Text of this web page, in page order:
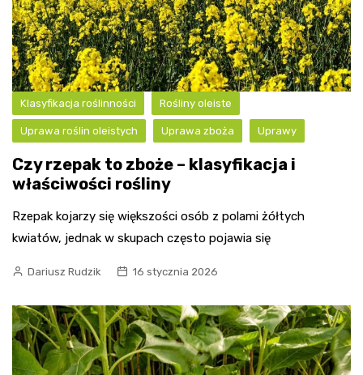
Klasyfikacja roślinności Rośliny oleiste
Uprawa roślin oleistych Uprawa zboża Uprawy
Czy rzepak to zboże – klasyfikacja i
właściwości rośliny
Rzepak kojarzy się większości osób z polami żółtych
kwiatów, jednak w skupach często pojawia się
Dariusz Rudzik 16 stycznia 2026